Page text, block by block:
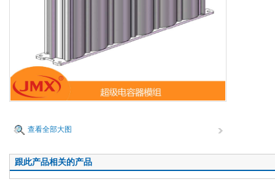
查看全部大图
跟此产品相关的产品